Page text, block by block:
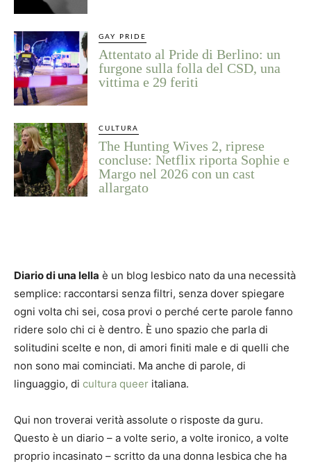
GAY PRIDE
Attentato al Pride di Berlino: un
furgone sulla folla del CSD, una
vittima e 29 feriti
CULTURA
The Hunting Wives 2, riprese
concluse: Netflix riporta Sophie e
Margo nel 2026 con un cast
allargato
Diario di una lella è un blog lesbico nato da una necessità
semplice: raccontarsi senza filtri, senza dover spiegare
ogni volta chi sei, cosa provi o perché certe parole fanno
ridere solo chi ci è dentro. È uno spazio che parla di
solitudini scelte e non, di amori finiti male e di quelli che
non sono mai cominciati. Ma anche di parole, di
linguaggio, di cultura queer italiana.
Qui non troverai verità assolute o risposte da guru.
Questo è un diario – a volte serio, a volte ironico, a volte
proprio incasinato – scritto da una donna lesbica che ha